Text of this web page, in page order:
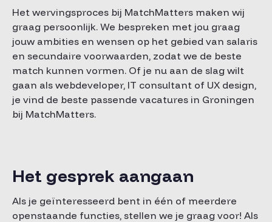
Het wervingsproces bij MatchMatters maken wij
graag persoonlijk. We bespreken met jou graag
jouw ambities en wensen op het gebied van salaris
en secundaire voorwaarden, zodat we de beste
match kunnen vormen. Of je nu aan de slag wilt
gaan als webdeveloper, IT consultant of UX design,
je vind de beste passende vacatures in Groningen
bij MatchMatters.
Het gesprek aangaan
Als je geïnteresseerd bent in één of meerdere
openstaande functies, stellen we je graag voor! Als